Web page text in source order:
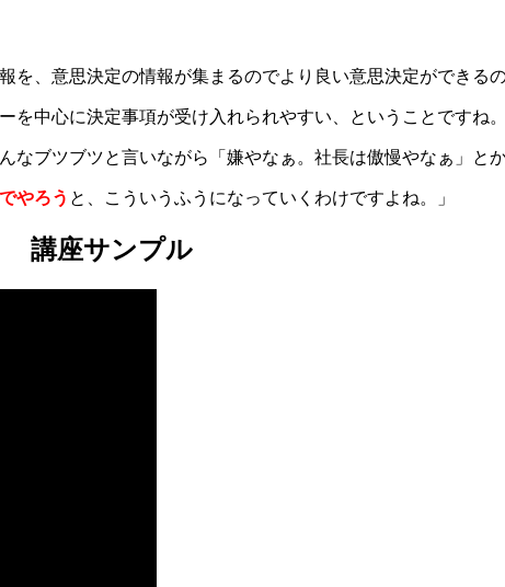
を、意思決定の情報が集まるのでより良い意思決定ができる
中心に決定事項が受け入れられやすい、ということですね。
ブツブツと言いながら「嫌やなぁ。社長は傲慢やなぁ」と
やろう と、こういうふうになっていくわけですよね。」
講座サンプル